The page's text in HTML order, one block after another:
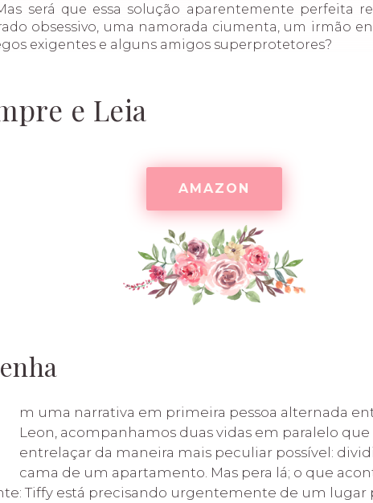
será que essa solução aparentemente perfeita
obsessivo, uma namorada ciumenta, um irmão
exigentes e alguns amigos superprotetores?
e Leia
AMAZON
m uma narrativa em primeira pessoa alternada
Leon, acompanhamos duas vidas em paralelo que
entrelaçar da maneira mais peculiar possível:
cama de um apartamento. Mas pera lá; o que
Tiffy está precisando urgentemente de um lugar